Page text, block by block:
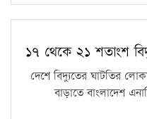
১৭ থেকে ২১ শতাংশ
দেশে বিদ্যুতের ঘাটতির
বাড়াতে বাংলাদেশ